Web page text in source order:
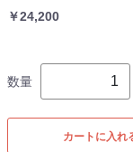
￥24,200
数量
カートに入れ